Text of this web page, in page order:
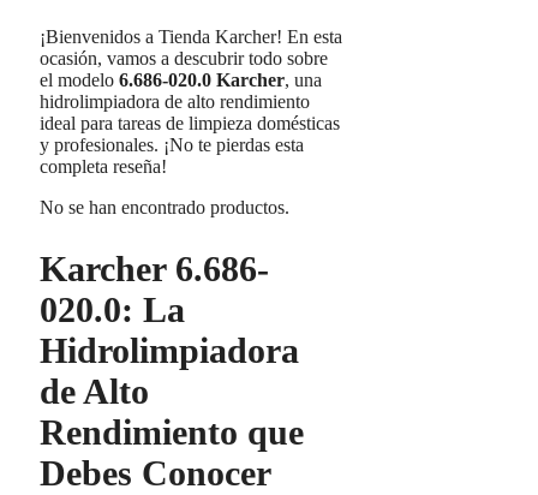
¡Bienvenidos a Tienda Karcher! En esta
ocasión, vamos a descubrir todo sobre
el modelo 6.686-020.0 Karcher, una
hidrolimpiadora de alto rendimiento
ideal para tareas de limpieza domésticas
y profesionales. ¡No te pierdas esta
completa reseña!
No se han encontrado productos.
Karcher 6.686-
020.0: La
Hidrolimpiadora
de Alto
Rendimiento que
Debes Conocer